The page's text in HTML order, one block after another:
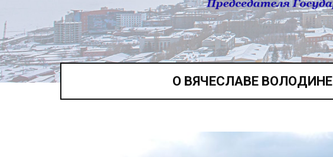
О ВЯЧЕСЛАВЕ ВОЛОДИНЕ